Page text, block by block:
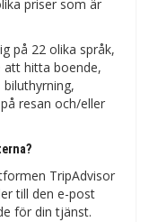
priser som är
på 22 olika språk,
att hitta boende,
resan och/eller
TripAdvisor
till den e-post
för din tjänst.